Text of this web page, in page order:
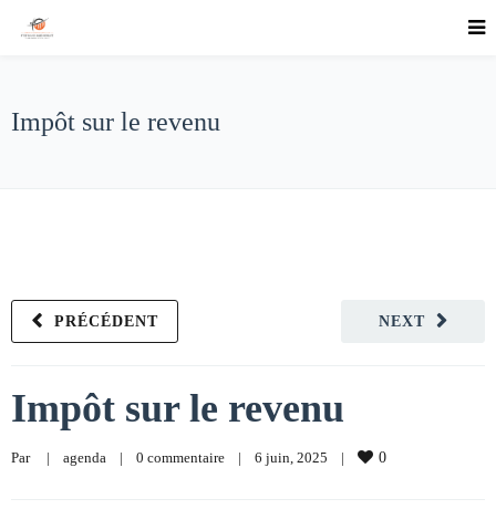
Impôt sur le revenu
NEXT
PRÉCÉDENT
Impôt sur le revenu
Par | agenda | 0 commentaire | 6 juin, 2025 | 0